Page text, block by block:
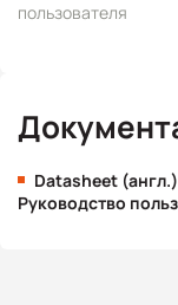
пользователя
Datasheet
Руководство